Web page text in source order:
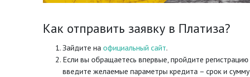
Как отправить заявку в Платиза?
Зайдите на официальный сайт.
Если вы обращаетесь впервые, пройдите
введите желаемые параметры кредита – срок и